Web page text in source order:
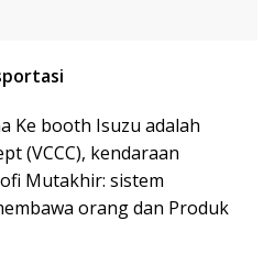
Ke booth Isuzu adalah
(VCCC), kendaraan
Mutakhir: sistem
orang dan Produk